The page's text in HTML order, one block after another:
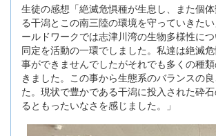
生徒の感想「絶滅危惧種が生息し、また個
る干潟とこの南三陸の環境を守っていきた
ールドワークでは志津川湾の生物多様性に
同定を活動の一環でしました。私達は絶滅
事ができませんでしたがそれでも多くの種
きました。この事から生態系のバランスの
た。現状で豊かである干潟に投入された砕
るともったいなさを感じました。」